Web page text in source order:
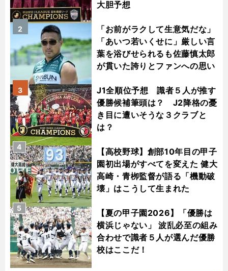
大胆予想
「お前がラクして生意気だな」
「あいつ若いくせに」厳しい言
葉を浴びせられるも佐藤慎太郎
が貫いた誇りとファンへの思い
2
J1全順位予想 識者５人が推す
優勝候補筆頭は？ J2降格の憂
き目に遭いそうな３クラブと
は？
3
【高校野球】創部10年目の甲子
園初出場がすべてを変えた 健大
高崎・青栁監督が語る「機動破
壊」はこうして生まれた
4
【夏の甲子園2026】「優勝は
横浜じゃない」 波乱必至の組み
合わせで識者５人が選んだ優勝
校はここだ！
5